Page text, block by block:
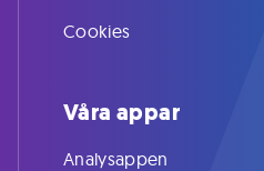
Cookies
Våra appar
Analysappen